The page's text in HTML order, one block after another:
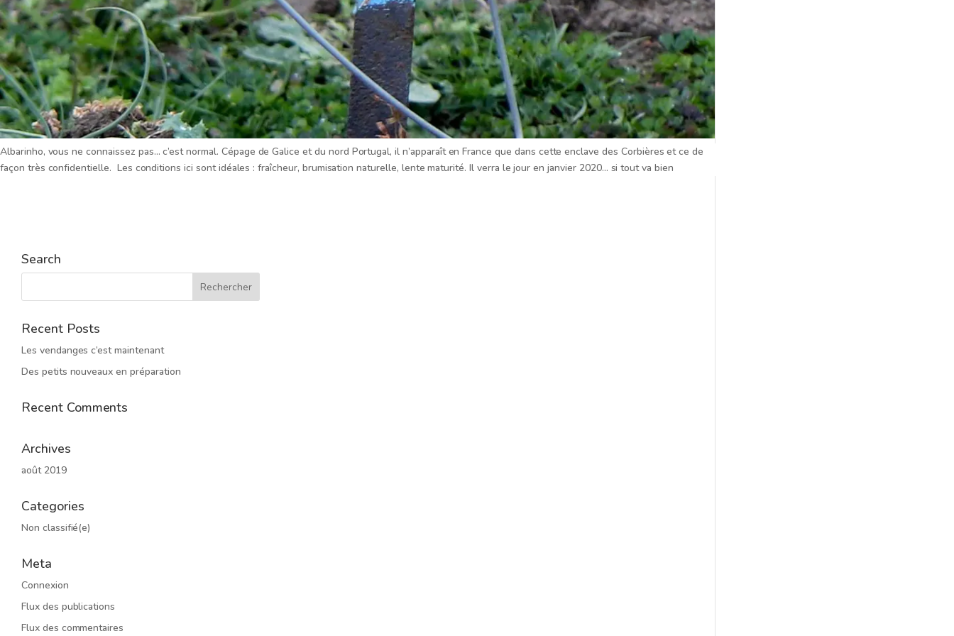
Albarinho, vous ne connaissez pas… c’est normal. Cépage de Galice et du nord Portugal, il n’apparaît en France que dans cette enclave des Corbières et ce de
façon très confidentielle. Les conditions ici sont idéales : fraîcheur, brumisation naturelle, lente maturité. Il verra le jour en janvier 2020… si tout va bien
Search
Recent Posts
Les vendanges c’est maintenant
Des petits nouveaux en préparation
Recent Comments
Archives
août 2019
Categories
Non classifié(e)
Meta
Connexion
Flux des publications
Flux des commentaires